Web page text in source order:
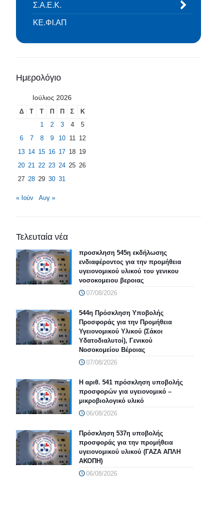
Σ.Α.Ε.Κ.
ΚΕ.ΦΙ.ΑΠ
Ημερολόγιο
Ιούλιος 2026
Δ Τ Τ Π Π Σ
Κ
1
2 3 4
5
6
7 8 9 10 11
12
13 14 15 16 17 18 19
20 21 22 23 24 25 26
27 28 29 30 31
« Ιούν Αυγ »
Τελευταία νέα
προσκληση 545η εκδήλωσης
ενδιαφέροντος για την προμήθεια
υγειονομικού υλικού του γενικου
νοσοκομειου βεροιας
07/08/2026
544η Πρόσκληση Υποβολής
Προσφοράς για την Προμήθεια
Υγειονομικού Υλικού (Σάκοι
Υδατοδιαλυτοί), Γενικού
Νοσοκομείου Βέροιας
07/08/2026
Η αριθ. 541 πρόσκληση υποβολής
προσφορών για υγειονομικό –
μικροβιολογικό υλικό
06/08/2026
Πρόσκληση 537η υποβολής
προσφοράς για την προμήθεια
υγειονομικού υλικού (ΓΑΖΑ ΑΠΛΗ
ΑΚΟΠΗ)
06/08/2026